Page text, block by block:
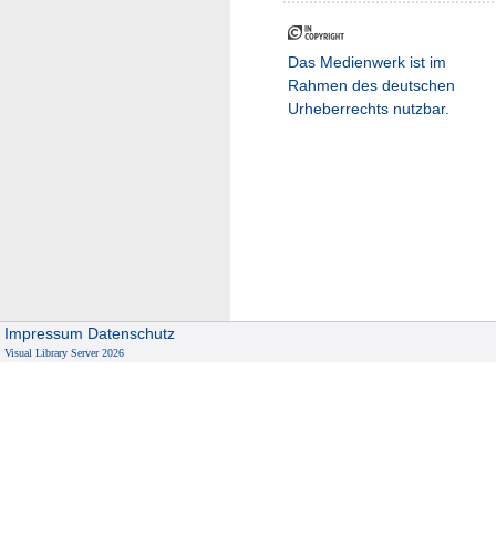
Das Medienwerk ist im
Rahmen des deutschen
Urheberrechts nutzbar.
Impressum Datenschutz
Visual Library Server 2026